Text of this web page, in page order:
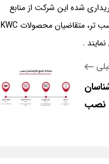
شده این شرکت از منابع
سایت های متفرقه فاقد امتیاز گارانتی و خدمات پس از فروش بوده و لازم است جهت حصول اطمینان و بازدهی مناسب تر، متقاضیان محصولات KWC
.
نصب